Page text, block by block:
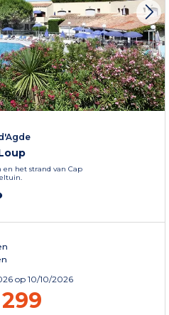
en het strand van Cap
op 10/10/2026